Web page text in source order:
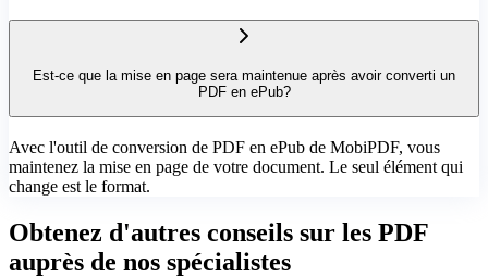
Est-ce que la mise en page sera maintenue après avoir converti un
PDF en ePub?
Avec l'outil de conversion de PDF en ePub de MobiPDF, vous
maintenez la mise en page de votre document. Le seul élément qui
change est le format.
Obtenez d'autres conseils sur les PDF
auprès de nos spécialistes